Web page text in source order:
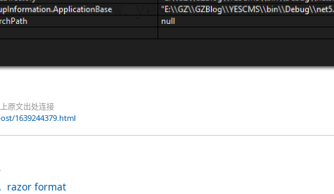
原文出处连接
1639244379.html
razor format